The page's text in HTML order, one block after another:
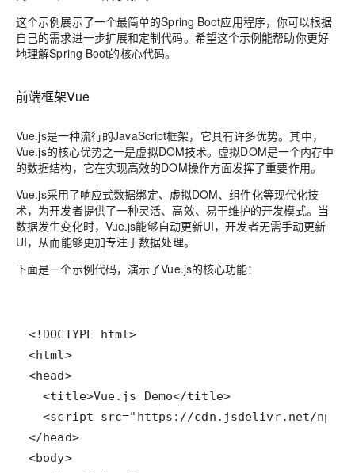
这个示例展示了一个最简单的Spring Boot应用程序，你可以根据
自己的需求进一步扩展和定制代码。希望这个示例能帮助你更好
地理解Spring Boot的核心代码。
前端框架Vue
Vue.js是一种流行的JavaScript框架，它具有许多优势。其中，
Vue.js的核心优势之一是虚拟DOM技术。虚拟DOM是一个内存中
的数据结构，它在实现高效的DOM操作方面发挥了重要作用。
Vue.js采用了响应式数据绑定、虚拟DOM、组件化等现代化技
术，为开发者提供了一种灵活、高效、易于维护的开发模式。当
数据发生变化时，Vue.js能够自动更新UI，开发者无需手动更新
UI，从而能够更加专注于数据处理。
下面是一个示例代码，演示了Vue.js的核心功能：
<html>
<head>
  <title>Vue.js Demo</title>
</head>
<body>